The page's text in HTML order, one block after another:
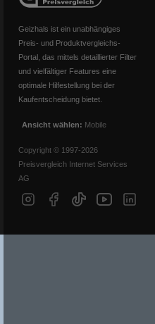
Geizhals ist ein unabhängiges
Preis- und Produktvergleichs-
Portal, das mittels detaillierter Filter
und vielfältiger Features eine
optimale Hilfestellung bei der
Kaufentscheidung bietet.
Ansicht wählen: Mobile
Copyright © 1997-2026
Preisvergleich Internet Services
AG